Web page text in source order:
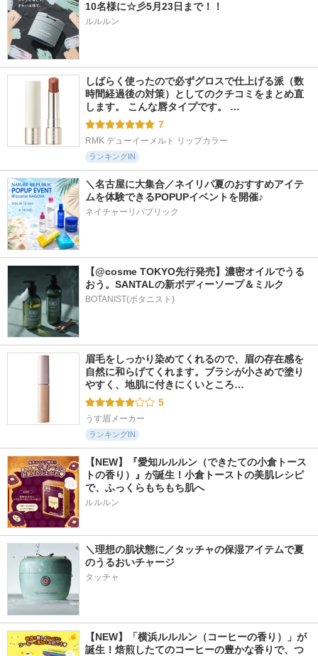
5.9
1000件
ガラクトポアセラム
SAM'U
AESTURA
プ ローズ+
ラ ロッシュ ポゼ
10名様に☆彡5月23日まで！！
ルルルン
しばらく使ったので必ずグロスで仕上げる派（数
時間経過後の対策）としてのクチコミをまとめ直
します。 こんな唇タイプです。 …
7
RMK デューイーメルト リップカラー
ランキングIN
＼名古屋に大集合／ネイリパ夏のおすすめアイテ
ムを体験できるPOPUPイベントを開催♪
ネイチャーリパブリック
【@cosme TOKYO先行発売】濃密オイルでうる
おう。SANTALの新ボディーソープ＆ミルク
BOTANIST(ボタニスト)
眉毛をしっかり染めてくれるので、眉の存在感を
自然に和らげてくれます。ブラシが小さめで塗り
やすく、地肌に付きにくいところ…
5
うす眉メーカー
ランキングIN
【NEW】『愛知ルルルン（できたての小倉トース
トの香り）』が誕生！小倉トーストの美肌レシピ
で、ふっくらもちもち肌へ
ルルルン
＼理想の肌状態に／タッチャの保湿アイテムで夏
のうるおいチャージ
タッチャ
【NEW】「横浜ルルルン（コーヒーの香り）」が
誕生！焙煎したてのコーヒーの豊かな香りで、つ